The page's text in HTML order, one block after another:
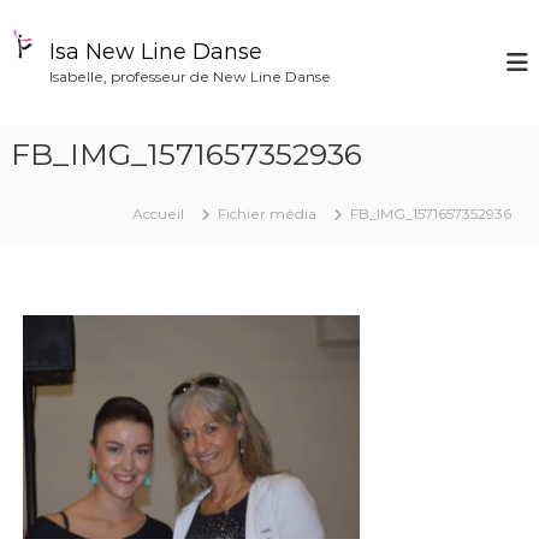
Isa New Line Danse
Isabelle, professeur de New Line Danse
FB_IMG_1571657352936
Accueil Fichier média FB_IMG_1571657352936